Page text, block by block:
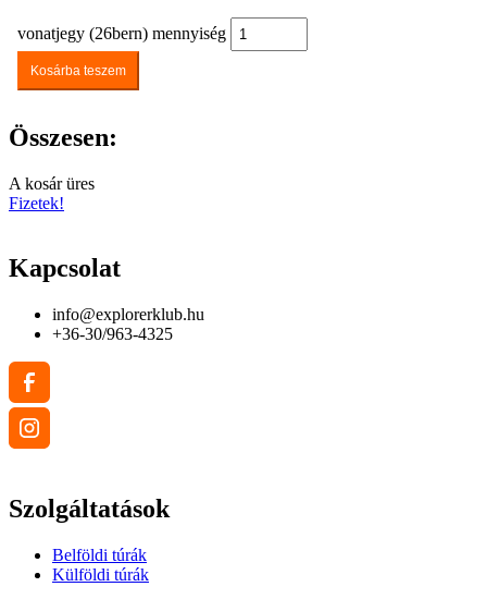
vonatjegy (26bern) mennyiség
Kosárba teszem
Összesen:
A kosár üres
Fizetek!
Kapcsolat
info@explorerklub.hu
+36-30/963-4325
Szolgáltatások
Belföldi túrák
Külföldi túrák